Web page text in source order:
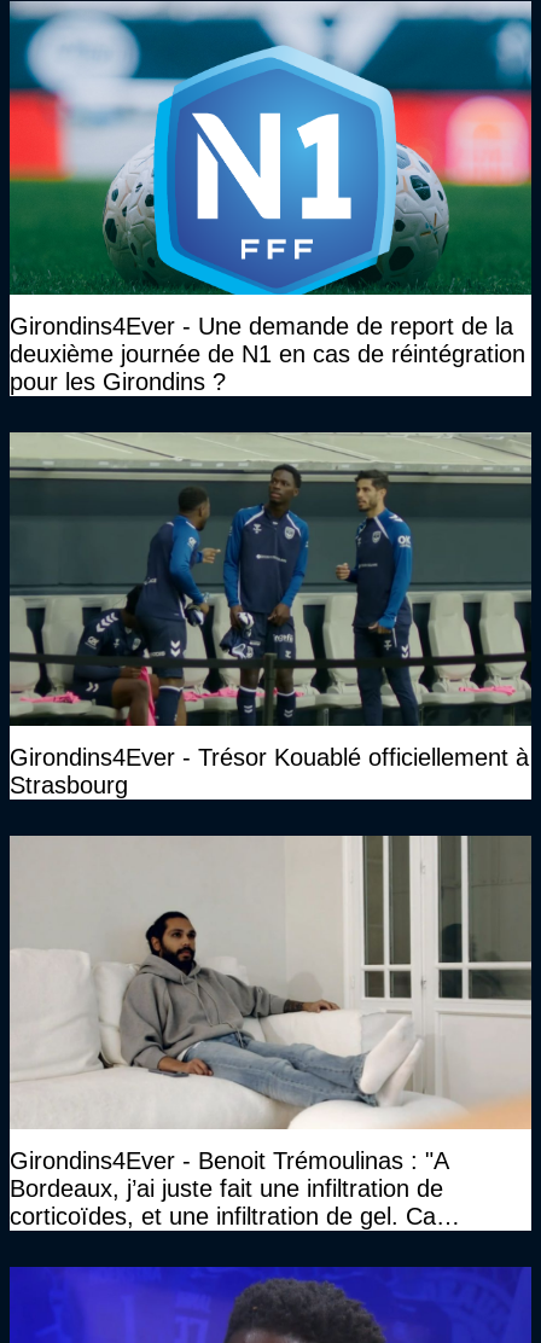
Girondins4Ever - Une demande de report de la
deuxième journée de N1 en cas de réintégration
pour les Girondins ?
Girondins4Ever - Trésor Kouablé officiellement à
Strasbourg
Girondins4Ever - Benoit Trémoulinas : "A
Bordeaux, j’ai juste fait une infiltration de
corticoïdes, et une infiltration de gel. Ca